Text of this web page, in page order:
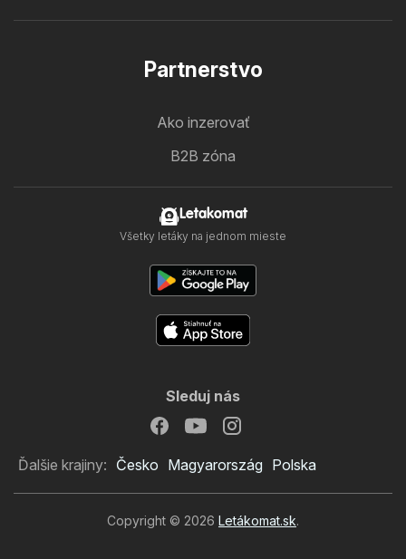
Partnerstvo
Ako inzerovať
B2B zóna
Letakomat
Všetky letáky na jednom mieste
Sleduj nás
Ďalšie krajiny: Česko Magyarország Polska
Copyright © 2026 Letákomat.sk.